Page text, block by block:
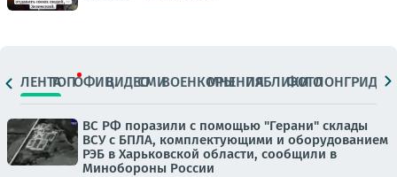
ЛЕНТАТОПОФИЦ.ВИДЕОСМИВОЕНКОРЫМНЕНИЯПАБЛИКИ
ФОТОЛОНГРИДЫ
ВС РФ поразили с помощью "Герани" склады
ВСУ с БПЛА, комплектующими и оборудованием
РЭБ в Харьковской области, сообщили в
Минобороны России